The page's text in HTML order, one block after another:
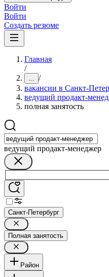
Войти
Войти
Создать резюме
Главная
/
... /
вакансии в Санкт-
ведущий продакт-
полная занятость
ведущий продакт-менеджер
Санкт-Петербург
Полная занятость
Район